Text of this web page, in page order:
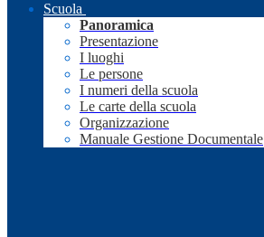
Scuola
Panoramica
Presentazione
I luoghi
Le persone
I numeri della scuola
Le carte della scuola
Organizzazione
Manuale Gestione Documentale